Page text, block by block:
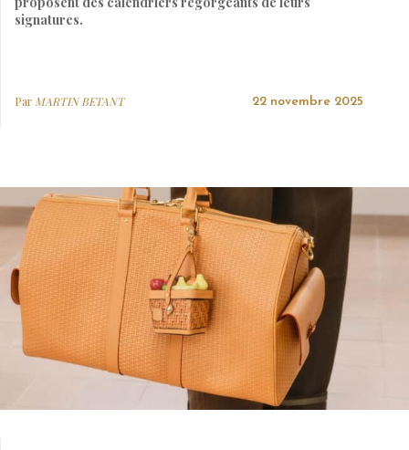
signatures.
Par MARTIN BETANT 22 novembre 2025